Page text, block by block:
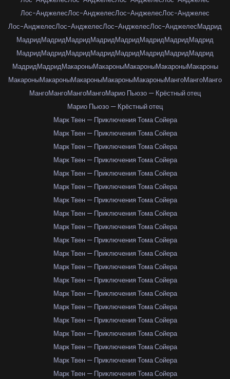
Лос-АнджелесЛос-АнджелесЛос-АнджелесЛос-Анджелес
Лос-АнджелесЛос-АнджелесЛос-АнджелесЛос-АнджелесМадрид
МадридМадридМадридМадридМадридМадридМадридМадрид
МадридМадридМадридМадридМадридМадридМадридМадрид
МадридМадридМакароныМакароныМакароныМакароныМакароны
МакароныМакароныМакароныМакароныМакароныМангоМангоМанго
МангоМангоМангоМангоМарио Пьюзо — Крёстный отец
Марио Пьюзо — Крёстный отец
Марк Твен — Приключения Тома Сойера
Марк Твен — Приключения Тома Сойера
Марк Твен — Приключения Тома Сойера
Марк Твен — Приключения Тома Сойера
Марк Твен — Приключения Тома Сойера
Марк Твен — Приключения Тома Сойера
Марк Твен — Приключения Тома Сойера
Марк Твен — Приключения Тома Сойера
Марк Твен — Приключения Тома Сойера
Марк Твен — Приключения Тома Сойера
Марк Твен — Приключения Тома Сойера
Марк Твен — Приключения Тома Сойера
Марк Твен — Приключения Тома Сойера
Марк Твен — Приключения Тома Сойера
Марк Твен — Приключения Тома Сойера
Марк Твен — Приключения Тома Сойера
Марк Твен — Приключения Тома Сойера
Марк Твен — Приключения Тома Сойера
Марк Твен — Приключения Тома Сойера
Марк Твен — Приключения Тома Сойера